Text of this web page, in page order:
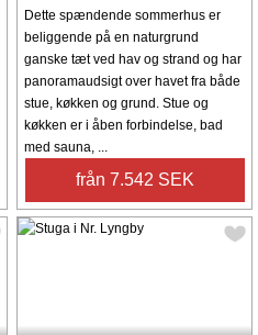
Dette spændende sommerhus er
beliggende på en naturgrund
ganske tæt ved hav og strand og har
panoramaudsigt over havet fra både
stue, køkken og grund. Stue og
køkken er i åben forbindelse, bad
med sauna, ...
från 7.542 SEK